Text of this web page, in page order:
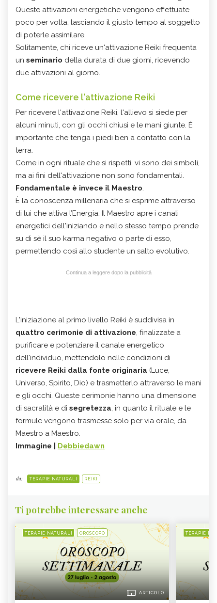
Queste attivazioni energetiche vengono effettuate
poco per volta, lasciando il giusto tempo al soggetto
di poterle assimilare.
Solitamente, chi riceve un'attivazione Reiki frequenta
un seminario della durata di due giorni, ricevendo
due attivazioni al giorno.
Come ricevere l'attivazione Reiki
Per ricevere l'attivazione Reiki, l'allievo si siede per
alcuni minuti, con gli occhi chiusi e le mani giunte. É
importante che tenga i piedi ben a contatto con la
terra.
Come in ogni rituale che si rispetti, vi sono dei simboli,
ma ai fini dell'attivazione non sono fondamentali.
Fondamentale è invece il Maestro.
È la conoscenza millenaria che si esprime attraverso
di lui che attiva l’Energia. Il Maestro apre i canali
energetici dell'iniziando e nello stesso tempo prende
su di sè il suo karma negativo o parte di esso,
permettendo così allo studente un salto evolutivo.
Continua a leggere dopo la pubblicità
L'iniziazione al primo livello Reiki è suddivisa in
quattro cerimonie di attivazione, finalizzate a
purificare e potenziare il canale energetico
dell'individuo, mettendolo nelle condizioni di
ricevere Reiki dalla fonte originaria (Luce,
Universo, Spirito, Dio) e trasmetterlo attraverso le mani
e gli occhi. Queste cerimonie hanno una dimensione
di sacralità e di segretezza, in quanto il rituale e le
formule vengono trasmesse solo per via orale, da
Maestro a Maestro.
Immagine | Debbiedawn
da: TERAPIE NATURALI REIKI
Ti potrebbe interessare anche
TERAPIE NATURALI OROSCOPO
ARTICOLO
TERAPIE